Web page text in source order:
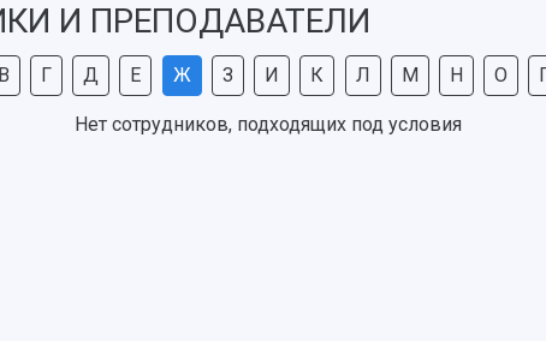
И ПРЕПОДАВАТЕЛИ
В Г Д Е Ж З И К Л М Н О
Нет сотрудников, подходящих под условия